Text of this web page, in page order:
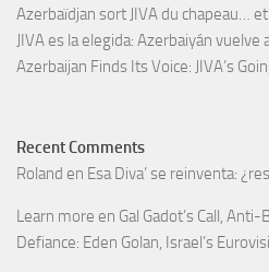
Azerbaïdjan sort JIVA du chapeau…
JIVA es la elegida: Azerbaiyán
Azerbaijan Finds Its Voice: JIVA’s
Recent Comments
Roland en Esa Diva’ se reinventa:
Learn more en Gal Gadot’s Call,
Defiance: Eden Golan, Israel’s